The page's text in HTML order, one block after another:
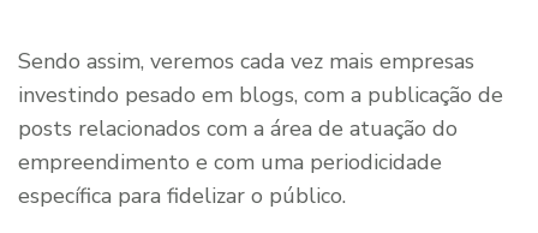
Sendo assim, veremos cada vez mais empresas
investindo pesado em blogs, com a publicação de
posts relacionados com a área de atuação do
empreendimento e com uma periodicidade
específica para fidelizar o público.